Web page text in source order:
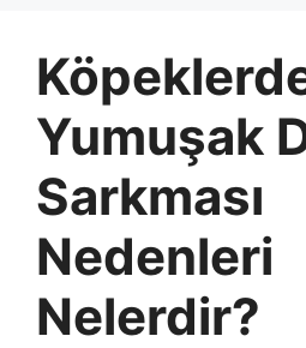
Yumuşak
Sarkması
Nedenleri
Nelerdir?